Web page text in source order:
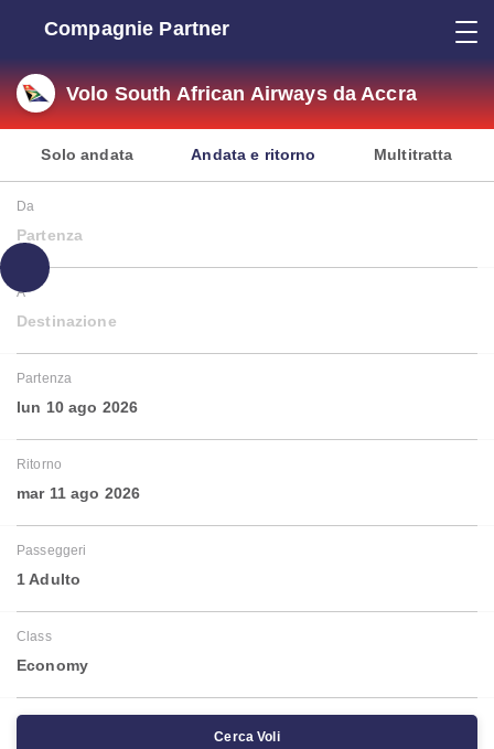
Compagnie Partner
Volo South African Airways da Accra
Solo andata Andata e ritorno Multitratta
Da
Partenza
A
Destinazione
Partenza
lun 10 ago 2026
Ritorno
mar 11 ago 2026
Passeggeri
1 Adulto
Class
Economy
Cerca Voli